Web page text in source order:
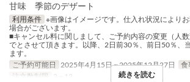
甘味 季節のデザート
利用条件 ※画像はイメージです。仕入れ状況により
場合がございます。
■キャンセル料に関しまして、ご予約内容の変更（人
でとさせて頂きます。以降、2日前30％、前日50％、
ます。
ご予約可能日 2025年4月15日 ~ 2025年12月27日 食
注文数制限
2 ~ 12 続きを読む